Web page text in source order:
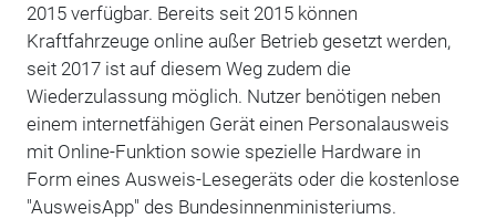
2015 verfügbar. Bereits seit 2015 können
Kraftfahrzeuge online außer Betrieb gesetzt werden,
seit 2017 ist auf diesem Weg zudem die
Wiederzulassung möglich. Nutzer benötigen neben
einem internetfähigen Gerät einen Personalausweis
mit Online-Funktion sowie spezielle Hardware in
Form eines Ausweis-Lesegeräts oder die kostenlose
"AusweisApp" des Bundesinnenministeriums.